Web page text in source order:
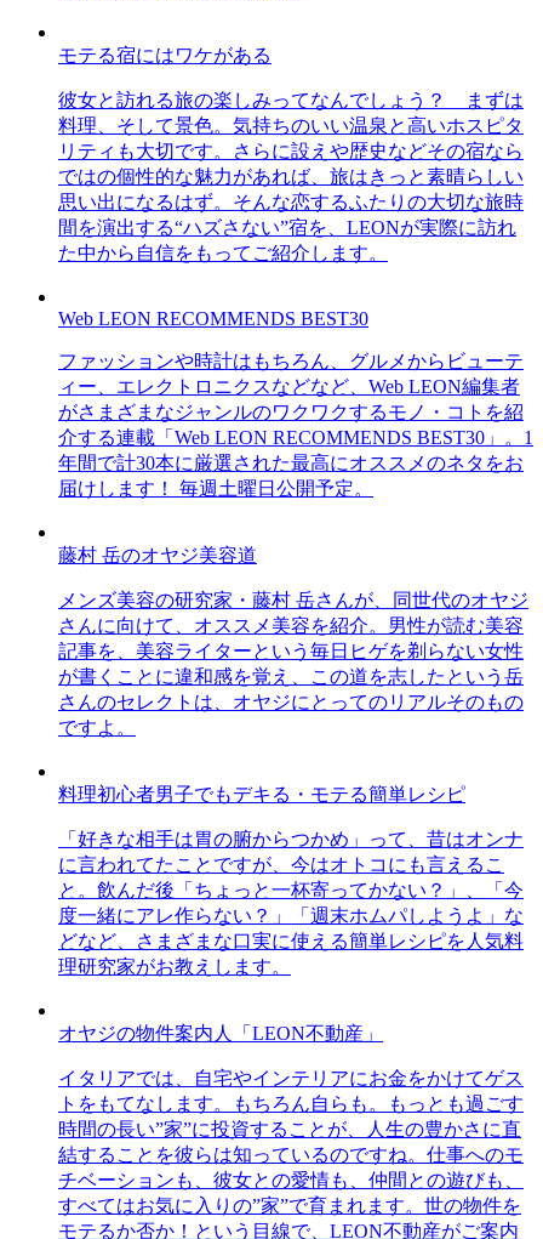
モテる宿にはワケがある
彼女と訪れる旅の楽しみってなんでしょう？ まずは
料理、そして景色。気持ちのいい温泉と高いホスピタ
リティも大切です。さらに設えや歴史などその宿なら
ではの個性的な魅力があれば、旅はきっと素晴らしい
思い出になるはず。そんな恋するふたりの大切な旅時
間を演出する“ハズさない”宿を、LEONが実際に訪れ
た中から自信をもってご紹介します。
Web LEON RECOMMENDS BEST30
ファッションや時計はもちろん、グルメからビューテ
ィー、エレクトロニクスなどなど、Web LEON編集者
がさまざまなジャンルのワクワクするモノ・コトを紹
介する連載「Web LEON RECOMMENDS BEST30」。1
年間で計30本に厳選された最高にオススメのネタをお
届けします！ 毎週土曜日公開予定。
藤村 岳のオヤジ美容道
メンズ美容の研究家・藤村 岳さんが、同世代のオヤジ
さんに向けて、オススメ美容を紹介。男性が読む美容
記事を、美容ライターという毎日ヒゲを剃らない女性
が書くことに違和感を覚え、この道を志したという岳
さんのセレクトは、オヤジにとってのリアルそのもの
ですよ。
料理初心者男子でもデキる・モテる簡単レシピ
「好きな相手は胃の腑からつかめ」って、昔はオンナ
に言われてたことですが、今はオトコにも言えるこ
と。飲んだ後「ちょっと一杯寄ってかない？」、「今
度一緒にアレ作らない？」「週末ホムパしようよ」な
どなど、さまざまな口実に使える簡単レシピを人気料
理研究家がお教えします。
オヤジの物件案内人「LEON不動産」
イタリアでは、自宅やインテリアにお金をかけてゲス
トをもてなします。もちろん自らも。もっとも過ごす
時間の長い”家”に投資することが、人生の豊かさに直
結することを彼らは知っているのですね。仕事へのモ
チベーションも、彼女との愛情も、仲間との遊びも、
すべてはお気に入りの”家”で育まれます。世の物件を
モテるか否か！という目線で、LEON不動産がご案内